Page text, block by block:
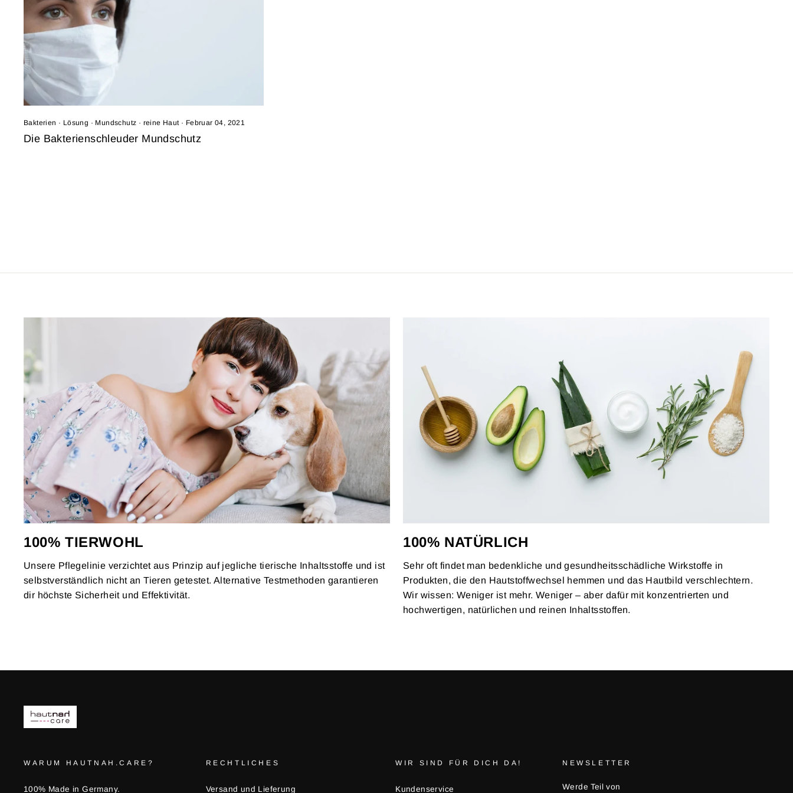
Bakterien · Lösung · Mundschutz · reine Haut · Februar 04, 2021
Die Bakterienschleuder Mundschutz
100% TIERWOHL
Unsere Pflegelinie verzichtet aus Prinzip auf jegliche tierische Inhaltsstoffe und ist
selbstverständlich nicht an Tieren getestet. Alternative Testmethoden garantieren
dir höchste Sicherheit und Effektivität.
100% NATÜRLICH
Sehr oft findet man bedenkliche und gesundheitsschädliche Wirkstoffe in
Produkten, die den Hautstoffwechsel hemmen und das Hautbild verschlechtern.
Wir wissen: Weniger ist mehr. Weniger – aber dafür mit konzentrierten und
hochwertigen, natürlichen und reinen Inhaltsstoffen.
WARUM HAUTNAH.CARE?
100% Made in Germany.
RECHTLICHES
Versand und Lieferung
WIR SIND FÜR DICH DA!
Kundenservice
NEWSLETTER
Werde Teil von